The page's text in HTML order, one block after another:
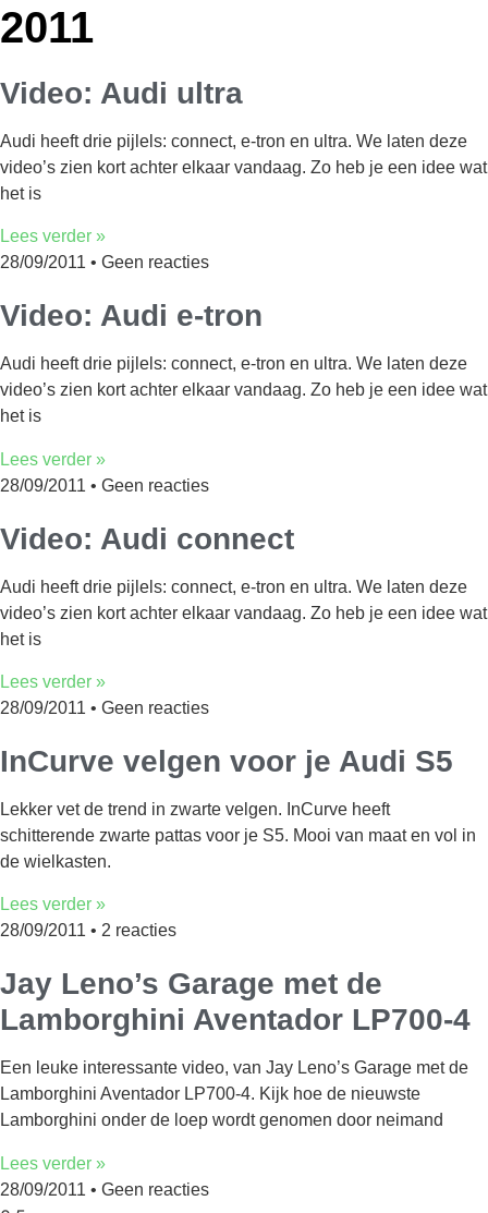
2011
Video: Audi ultra
Audi heeft drie pijlels: connect, e-tron en ultra. We laten deze
video’s zien kort achter elkaar vandaag. Zo heb je een idee wat
het is
Lees verder »
28/09/2011
Geen reacties
Video: Audi e-tron
Audi heeft drie pijlels: connect, e-tron en ultra. We laten deze
video’s zien kort achter elkaar vandaag. Zo heb je een idee wat
het is
Lees verder »
28/09/2011
Geen reacties
Video: Audi connect
Audi heeft drie pijlels: connect, e-tron en ultra. We laten deze
video’s zien kort achter elkaar vandaag. Zo heb je een idee wat
het is
Lees verder »
28/09/2011
Geen reacties
InCurve velgen voor je Audi S5
Lekker vet de trend in zwarte velgen. InCurve heeft
schitterende zwarte pattas voor je S5. Mooi van maat en vol in
de wielkasten.
Lees verder »
28/09/2011
2 reacties
Jay Leno’s Garage met de
Lamborghini Aventador LP700-4
Een leuke interessante video, van Jay Leno’s Garage met de
Lamborghini Aventador LP700-4. Kijk hoe de nieuwste
Lamborghini onder de loep wordt genomen door neimand
Lees verder »
28/09/2011
Geen reacties